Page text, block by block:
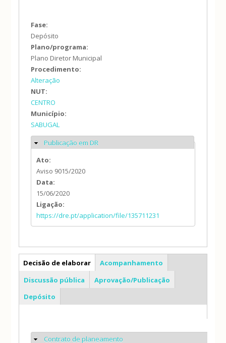
Fase:
Depósito
Plano/programa:
Plano Diretor Municipal
Procedimento:
Alteração
NUT:
CENTRO
Município:
SABUGAL
Ocultar
Publicação em DR
Ato:
Aviso 9015/2020
Data:
15/06/2020
Ligação:
https://dre.pt/application/file/135711231
PDM
Decisão de elaborar
Acompanhamento
Discussão pública
Aprovação/Publicação
Depósito
Ocultar
Contrato de planeamento